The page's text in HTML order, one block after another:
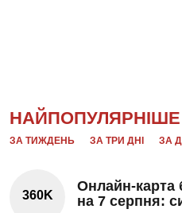
НАЙПОПУЛЯРНІШЕ
ЗА ТИЖДЕНЬ ЗА ТРИ ДНІ ЗА
360K
Онлайн-карта
на 7 серпня: